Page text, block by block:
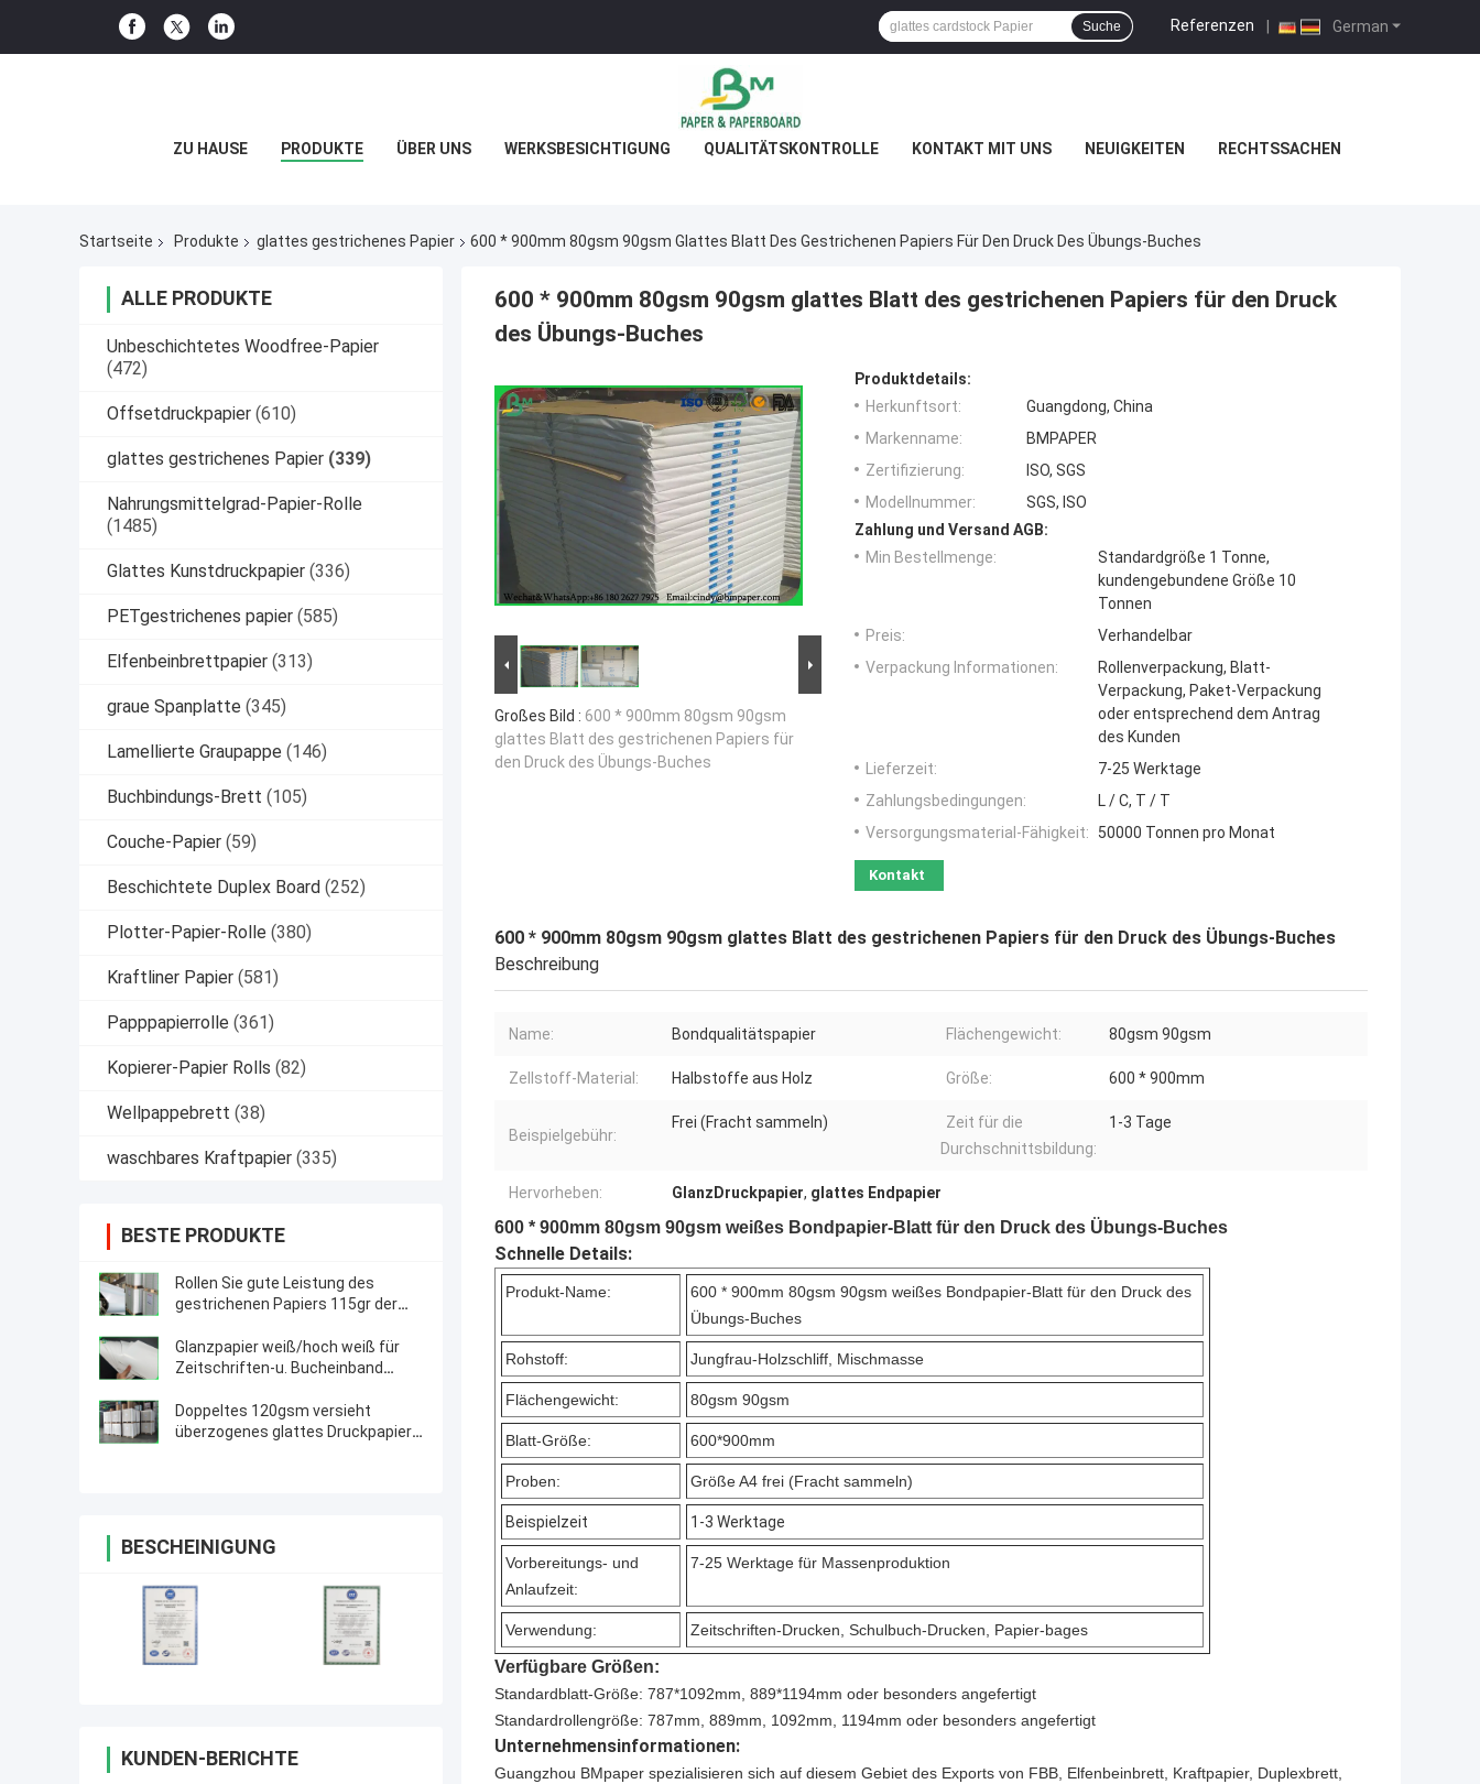
German
Referenzen |
Suche
ZU HAUSE PRODUKTE ÜBER UNS WERKSBESICHTIGUNG QUALITÄTSKONTROLLE KONTAKT MIT UNS NEUIGKEITEN RECHTSSACHEN
Startseite Produkte glattes gestrichenes Papier 600 * 900mm 80gsm 90gsm Glattes Blatt Des Gestrichenen Papiers Für Den Druck Des Übungs-Buches
ALLE PRODUKTE
Unbeschichtetes Woodfree-Papier
(472)
Offsetdruckpapier (610)
glattes gestrichenes Papier (339)
Nahrungsmittelgrad-Papier-Rolle
(1485)
Glattes Kunstdruckpapier (336)
PETgestrichenes papier (585)
Elfenbeinbrettpapier (313)
graue Spanplatte (345)
Lamellierte Graupappe (146)
Buchbindungs-Brett (105)
Couche-Papier (59)
Beschichtete Duplex Board (252)
Plotter-Papier-Rolle (380)
Kraftliner Papier (581)
Papppapierrolle (361)
Kopierer-Papier Rolls (82)
Wellpappebrett (38)
waschbares Kraftpapier (335)
BESTE PRODUKTE
Rollen Sie gute Leistung des
gestrichenen Papiers 115gr der
Namen-Karte
Glanzpapier weiß/hoch weiß für
Zeitschriften-u. Bucheinband
Doppeltes 120gsm versieht
überzogenes glattes Druckpapier
BESCHEINIGUNG
KUNDEN-BERICHTE
600 * 900mm 80gsm 90gsm glattes Blatt des gestrichenen Papiers für den Druck
des Übungs-Buches
Großes Bild : 600 * 900mm 80gsm 90gsm
glattes Blatt des gestrichenen Papiers für
den Druck des Übungs-Buches
Produktdetails:
Herkunftsort:
Guangdong, China
Markenname:
BMPAPER
Zertifizierung:
ISO, SGS
Modellnummer:
SGS, ISO
Zahlung und Versand AGB:
Min Bestellmenge:
Standardgröße 1 Tonne,
kundengebundene Größe 10
Tonnen
Preis:
Verhandelbar
Verpackung Informationen:
Rollenverpackung, Blatt-
Verpackung, Paket-Verpackung
oder entsprechend dem Antrag
des Kunden
Lieferzeit:
7-25 Werktage
Zahlungsbedingungen:
L / C, T / T
Versorgungsmaterial-Fähigkeit:
50000 Tonnen pro Monat
Kontakt
600 * 900mm 80gsm 90gsm glattes Blatt des gestrichenen Papiers für den Druck des Übungs-Buches
Beschreibung
Name: Bondqualitätspapier Flächengewicht: 80gsm 90gsm
Zellstoff-Material: Halbstoffe aus Holz Größe: 600 * 900mm
Beispielgebühr:
Frei (Fracht sammeln)
Zeit für die
Durchschnittsbildung:
1-3 Tage
Hervorheben: GlanzDruckpapier, glattes Endpapier
600 * 900mm 80gsm 90gsm weißes Bondpapier-Blatt für den Druck des Übungs-Buches
Schnelle Details:
Produkt-Name:
600 * 900mm 80gsm 90gsm weißes Bondpapier-Blatt für den Druck des
Übungs-Buches
Rohstoff: Jungfrau-Holzschliff, Mischmasse
Flächengewicht: 80gsm 90gsm
Blatt-Größe: 600*900mm
Proben: Größe A4 frei (Fracht sammeln)
Beispielzeit 1-3 Werktage
Vorbereitungs- und
Anlaufzeit:
7-25 Werktage für Massenproduktion
Verwendung: Zeitschriften-Drucken, Schulbuch-Drucken, Papier-bages
Verfügbare Größen:
Standardblatt-Größe: 787*1092mm, 889*1194mm oder besonders angefertigt
Standardrollengröße: 787mm, 889mm, 1092mm, 1194mm oder besonders angefertigt
Unternehmensinformationen:
Guangzhou BMpaper spezialisieren sich auf diesem Gebiet des Exports von FBB, Elfenbeinbrett, Kraftpapier, Duplexbrett,